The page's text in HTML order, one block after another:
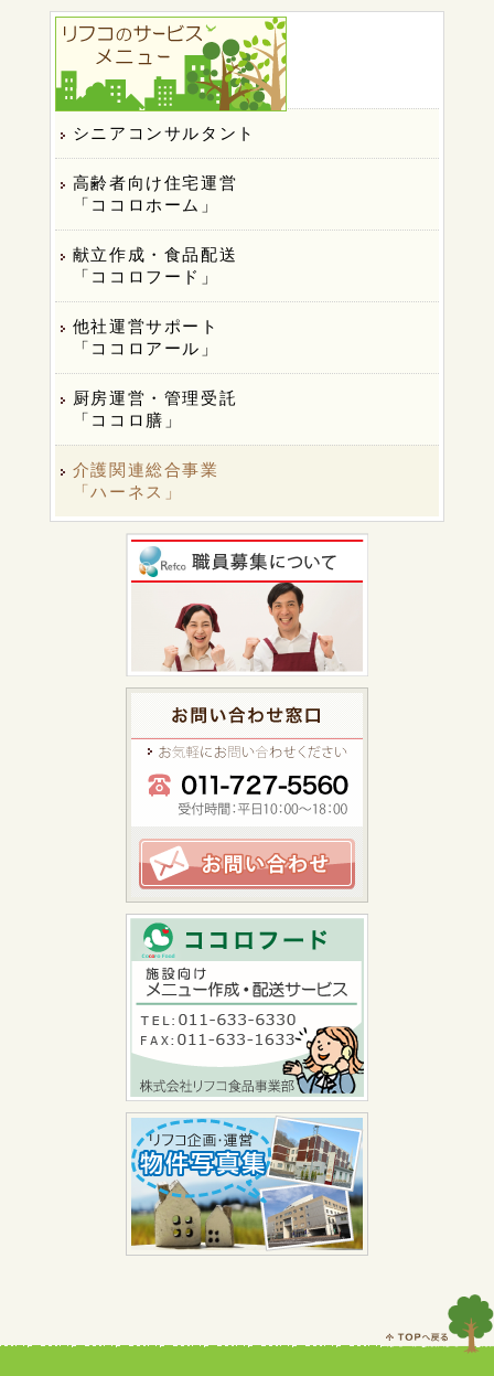
シニアコンサルタント
高齢者向け住宅運営
「ココロホーム」
献立作成・食品配送
「ココロフード」
他社運営サポート
「ココロアール」
厨房運営・管理受託
「ココロ膳」
介護関連総合事業
「ハーネス」